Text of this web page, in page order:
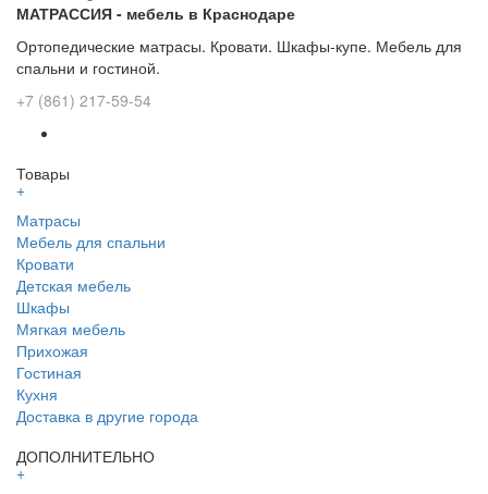
МАТРАССИЯ - мебель в Краснодаре
Ортопедические матрасы. Кровати. Шкафы-купе. Мебель для
спальни и гостиной.
+7 (861) 217-59-54
Товары
+
Матрасы
Мебель для спальни
Кровати
Детская мебель
Шкафы
Мягкая мебель
Прихожая
Гостиная
Кухня
Доставка в другие города
ДОПОЛНИТЕЛЬНО
+